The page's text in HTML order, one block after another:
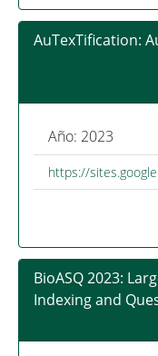
AuTexTification:
Año: 2023
https://
BioASQ 2023:
Indexing and